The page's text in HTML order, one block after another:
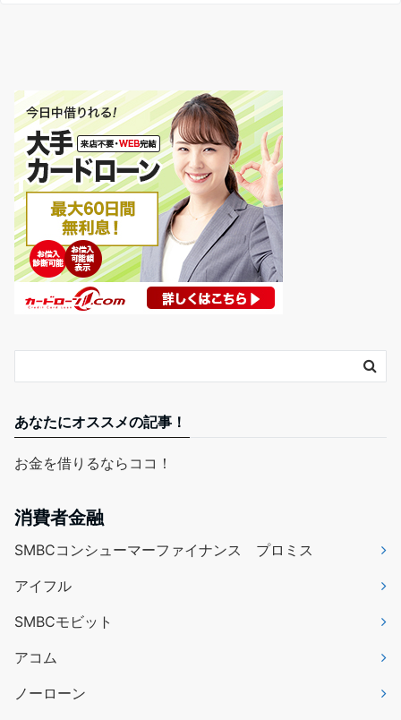
あなたにオススメの記事！
お金を借りるならココ！
消費者金融
SMBCコンシューマーファイナンス プロミス
アイフル
SMBCモビット
アコム
ノーローン